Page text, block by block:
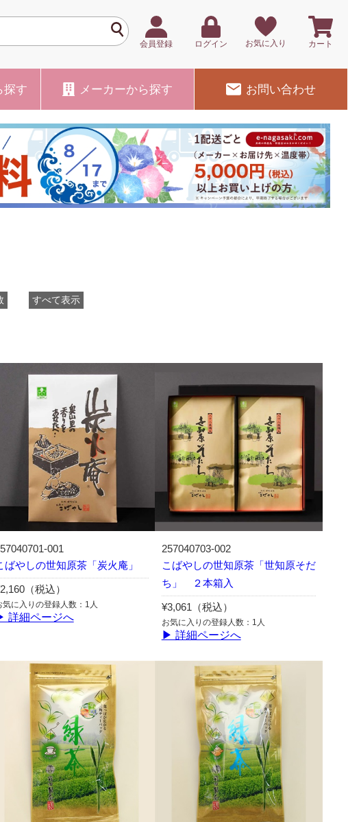
会員登録 ログイン お気に入り カート
探す メーカーから探す お問い合わせ
すべて表示
001
ばやしの世知原茶「炭火庵」
（税込）
気に入りの登録人数：1人
詳細ページへ
257040703-002
こばやしの世知原茶「世知原そだ
ち」 ２本箱入
¥3,061（税込）
お気に入りの登録人数：1人
▶ 詳細ページへ